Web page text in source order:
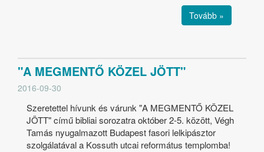
Tovább »
"A MEGMENTŐ KÖZEL JÖTT"
2016-09-30
Szeretettel hívunk és várunk "A MEGMENTŐ KÖZEL
JÖTT" című bibliai sorozatra október 2-5. között, Végh
Tamás nyugalmazott Budapest fasori lelkipásztor
szolgálatával a Kossuth utcai református templomba!